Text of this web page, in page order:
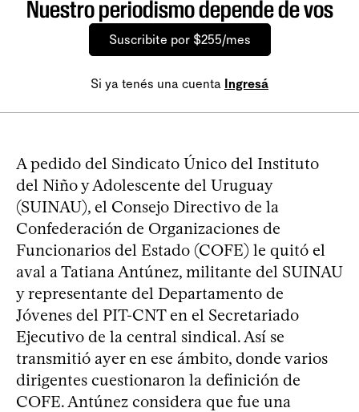
Nuestro periodismo depende de vos
Suscribite por $255/mes
Si ya tenés una cuenta Ingresá
A pedido del Sindicato Único del Instituto
del Niño y Adolescente del Uruguay
(SUINAU), el Consejo Directivo de la
Confederación de Organizaciones de
Funcionarios del Estado (COFE) le quitó el
aval a Tatiana Antúnez, militante del SUINAU
y representante del Departamento de
Jóvenes del PIT-CNT en el Secretariado
Ejecutivo de la central sindical. Así se
transmitió ayer en ese ámbito, donde varios
dirigentes cuestionaron la definición de
COFE. Antúnez considera que fue una